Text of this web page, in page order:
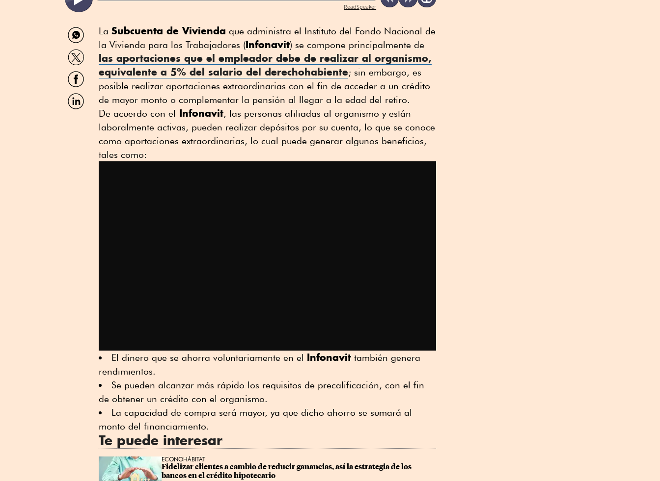
ReadSpeaker
Compartir
por
WhatsApp
Compartir
por
Twitter
Compartir
por
Facebook
Compartir
por
La Subcuenta de Vivienda que administra el Instituto del Fondo Nacional de
la Vivienda para los Trabajadores (Infonavit) se compone principalmente de
las aportaciones que el empleador debe de realizar al organismo,
equivalente a 5% del salario del derechohabiente; sin embargo, es
posible realizar aportaciones extraordinarias con el fin de acceder a un crédito
de mayor monto o complementar la pensión al llegar a la edad del retiro.
De acuerdo con el Infonavit, las personas afiliadas al organismo y están
laboralmente activas, pueden realizar depósitos por su cuenta, lo que se conoce
como aportaciones extraordinarias, lo cual puede generar algunos beneficios,
tales como:
El dinero que se ahorra voluntariamente en el Infonavit también genera
rendimientos.
Se pueden alcanzar más rápido los requisitos de precalificación, con el fin
de obtener un crédito con el organismo.
La capacidad de compra será mayor, ya que dicho ahorro se sumará al
monto del financiamiento.
Te puede interesar
ECONOHÁBITAT
Fidelizar clientes a cambio de reducir ganancias, así la estrategia de los
bancos en el crédito hipotecario